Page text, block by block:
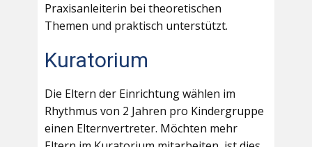
Praxisanleiterin bei theoretischen
Themen und praktisch unterstützt.
Kuratorium
Die Eltern der Einrichtung wählen im
Rhythmus von 2 Jahren pro Kindergruppe
einen Elternvertreter. Möchten mehr